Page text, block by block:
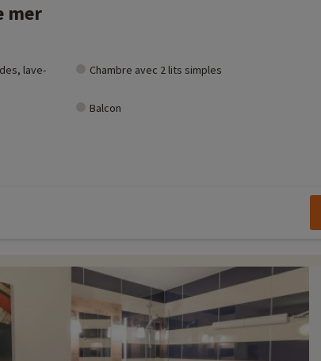
mer
lave-
Chambre avec 2 lits simples
Balcon